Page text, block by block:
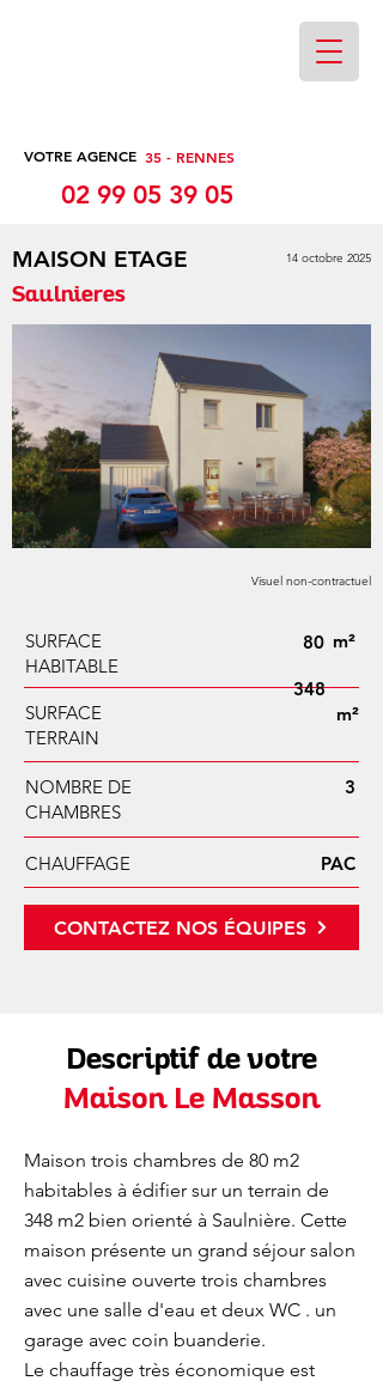
VOTRE AGENCE 35 - RENNES
02 99 05 39 05
MAISON ETAGE 14 octobre 2025
Saulnieres
Visuel non-contractuel
SURFACE
HABITABLE
80
SURFACE
TERRAIN
m²
NOMBRE DE
CHAMBRES
3
CHAUFFAGE PAC
348
m²
CONTACTEZ NOS ÉQUIPES
Descriptif de votre
Maison Le Masson
Maison trois chambres de 80 m2
habitables à édifier sur un terrain de
348 m2 bien orienté à Saulnière. Cette
maison présente un grand séjour salon
avec cuisine ouverte trois chambres
avec une salle d'eau et deux WC . un
garage avec coin buanderie.
Le chauffage très économique est